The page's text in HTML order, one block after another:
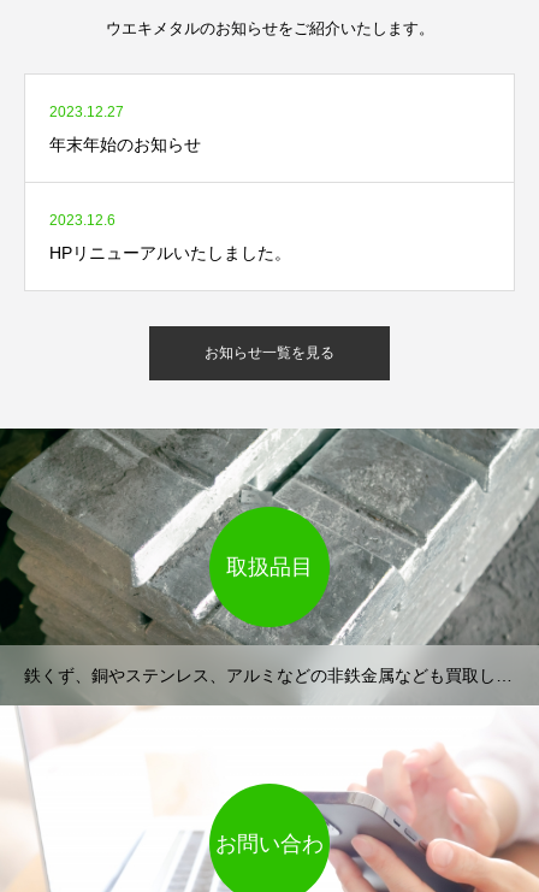
ウエキメタルのお知らせをご紹介いたします。
2023.12.27
年末年始のお知らせ
2023.12.6
HPリニューアルいたしました。
お知らせ一覧を見る
取扱品目
お問い合わ